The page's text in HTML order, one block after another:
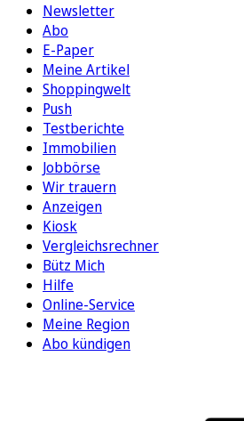
Newsletter
Abo
E-Paper
Meine Artikel
Shoppingwelt
Push
Testberichte
Immobilien
Jobbörse
Wir trauern
Anzeigen
Kiosk
Vergleichsrechner
Bütz Mich
Hilfe
Online-Service
Meine Region
Abo kündigen